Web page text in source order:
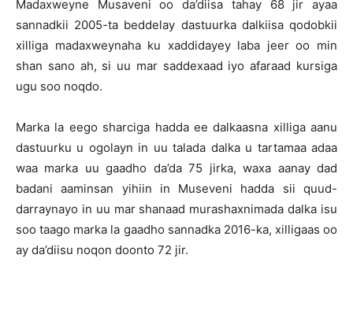
Madaxweyne Musaveni oo da’diisa tahay 68 jir ayaa
sannadkii 2005-ta beddelay dastuurka dalkiisa qodobkii
xilliga madaxweynaha ku xaddidayey laba jeer oo min
shan sano ah, si uu mar saddexaad iyo afaraad kursiga
ugu soo noqdo.
Marka la eego sharciga hadda ee dalkaasna xilliga aanu
dastuurku u ogolayn in uu talada dalka u tartamaa adaa
waa marka uu gaadho da’da 75 jirka, waxa aanay dad
badani aaminsan yihiin in Museveni hadda sii quud-
darraynayo in uu mar shanaad murashaxnimada dalka isu
soo taago marka la gaadho sannadka 2016-ka, xilligaas oo
ay da’diisu noqon doonto 72 jir.